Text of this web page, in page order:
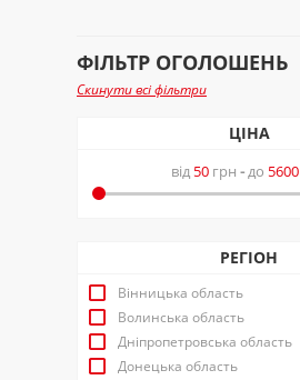
ФІЛЬТР ОГОЛОШЕНЬ
Скинути всі фільтри
ЦІНА
від 50 грн -до 5600
РЕГІОН
Вінницька область
Волинська область
Дніпропетровська область
Донецька область